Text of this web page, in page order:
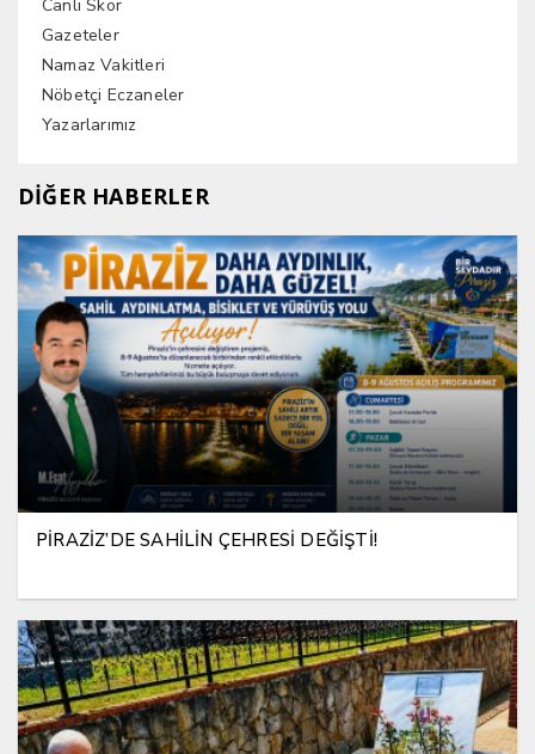
Canlı Skor
Gazeteler
Namaz Vakitleri
Nöbetçi Eczaneler
Yazarlarımız
DİĞER HABERLER
PİRAZİZ’DE SAHİLİN ÇEHRESİ DEĞİŞTİ!